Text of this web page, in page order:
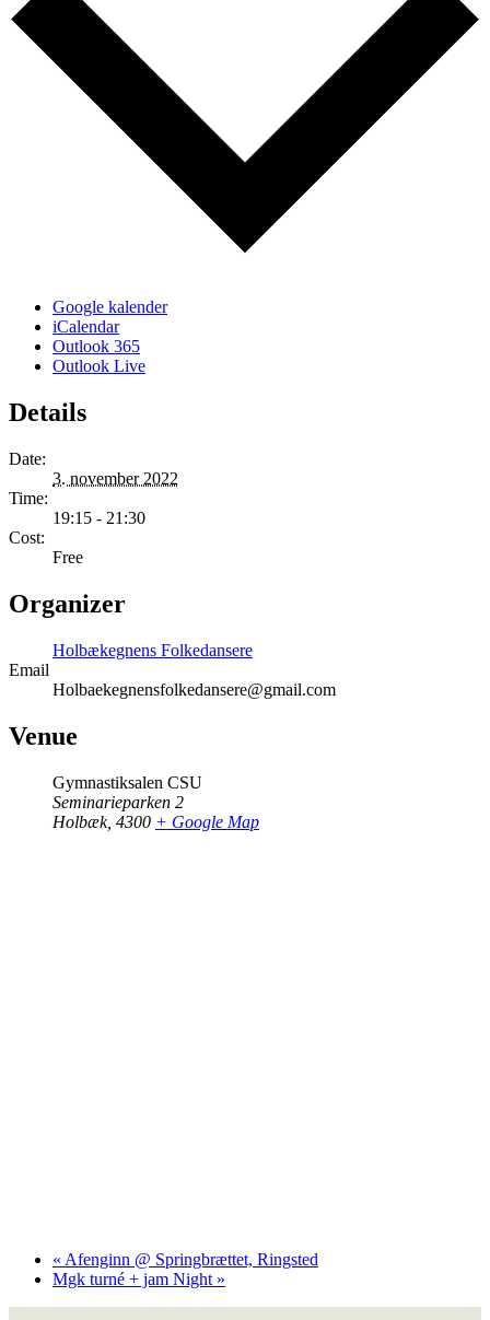
Google kalender
iCalendar
Outlook 365
Outlook Live
Details
Date:
3. november 2022
Time:
19:15 - 21:30
Cost:
Free
Organizer
Holbækegnens Folkedansere
Email
Holbaekegnensfolkedansere@gmail.com
Venue
Gymnastiksalen CSU
Seminarieparken 2
Holbæk, 4300 + Google Map
« Afenginn @ Springbrættet, Ringsted
Mgk turné + jam Night »